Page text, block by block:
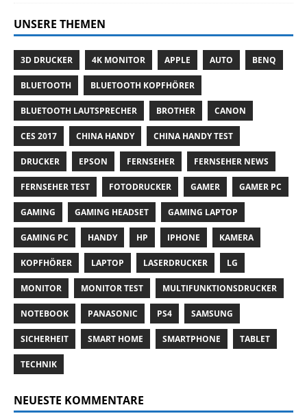
UNSERE THEMEN
3D DRUCKER 4K MONITOR APPLE AUTO BENQ
BLUETOOTH BLUETOOTH KOPFHÖRER
BLUETOOTH LAUTSPRECHER BROTHER CANON
CES 2017 CHINA HANDY CHINA HANDY TEST
DRUCKER EPSON FERNSEHER FERNSEHER NEWS
FERNSEHER TEST FOTODRUCKER GAMER GAMER PC
GAMING GAMING HEADSET GAMING LAPTOP
GAMING PC HANDY HP IPHONE KAMERA
KOPFHÖRER LAPTOP LASERDRUCKER LG
MONITOR MONITOR TEST MULTIFUNKTIONSDRUCKER
NOTEBOOK PANASONIC PS4 SAMSUNG
SICHERHEIT SMART HOME SMARTPHONE TABLET
TECHNIK
NEUESTE KOMMENTARE